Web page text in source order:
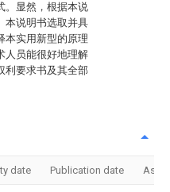
。显然，根据本说
本说明书选取并具
本实用新型的原理
人员能很好地理解
利要求书及其全部
date Publication date